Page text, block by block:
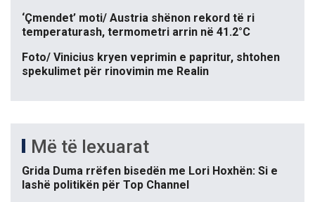
‘Çmendet’ moti/ Austria shënon rekord të ri
temperaturash, termometri arrin në 41.2°C
Foto/ Vinicius kryen veprimin e papritur, shtohen
spekulimet për rinovimin me Realin
Më të lexuarat
Grida Duma rrëfen bisedën me Lori Hoxhën: Si e
lashë politikën për Top Channel